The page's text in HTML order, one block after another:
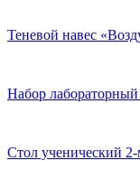
Теневой навес
Набор
Стол ученический